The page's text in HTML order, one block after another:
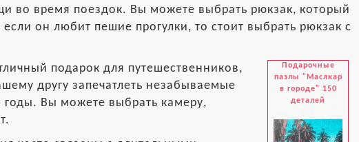
во время поездок. Вы можете выбрать рюкзак, который
он любит пешие прогулки, то стоит выбрать рюкзак с
Подарочные
пазлы "Маслкар
в городе" 150
деталей
подарок для путешественников,
другу запечатлеть незабываемые
годы. Вы можете выбрать камеру,